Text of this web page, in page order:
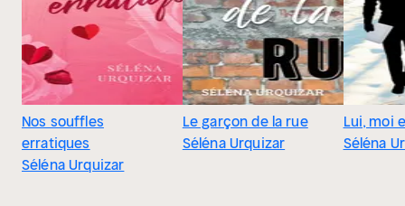
Nos souffles
erratiques
Séléna Urquizar
Le garçon de la rue
Séléna Urquizar
Lui, moi
Séléna